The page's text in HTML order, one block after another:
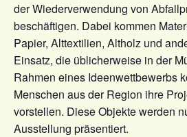
der Wiederverwendung von
beschäftigen. Dabei kommen
Papier, Alttextilien, Altholz und
Einsatz, die üblicherweise in der
Rahmen eines Ideenwettbewerbs
Menschen aus der Region ihre
vorstellen. Diese Objekte werden
Ausstellung präsentiert.